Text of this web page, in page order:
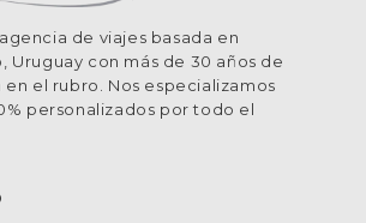
de viajes basada en
Uruguay con más de 30 años de
el rubro. Nos especializamos
personalizados por todo el